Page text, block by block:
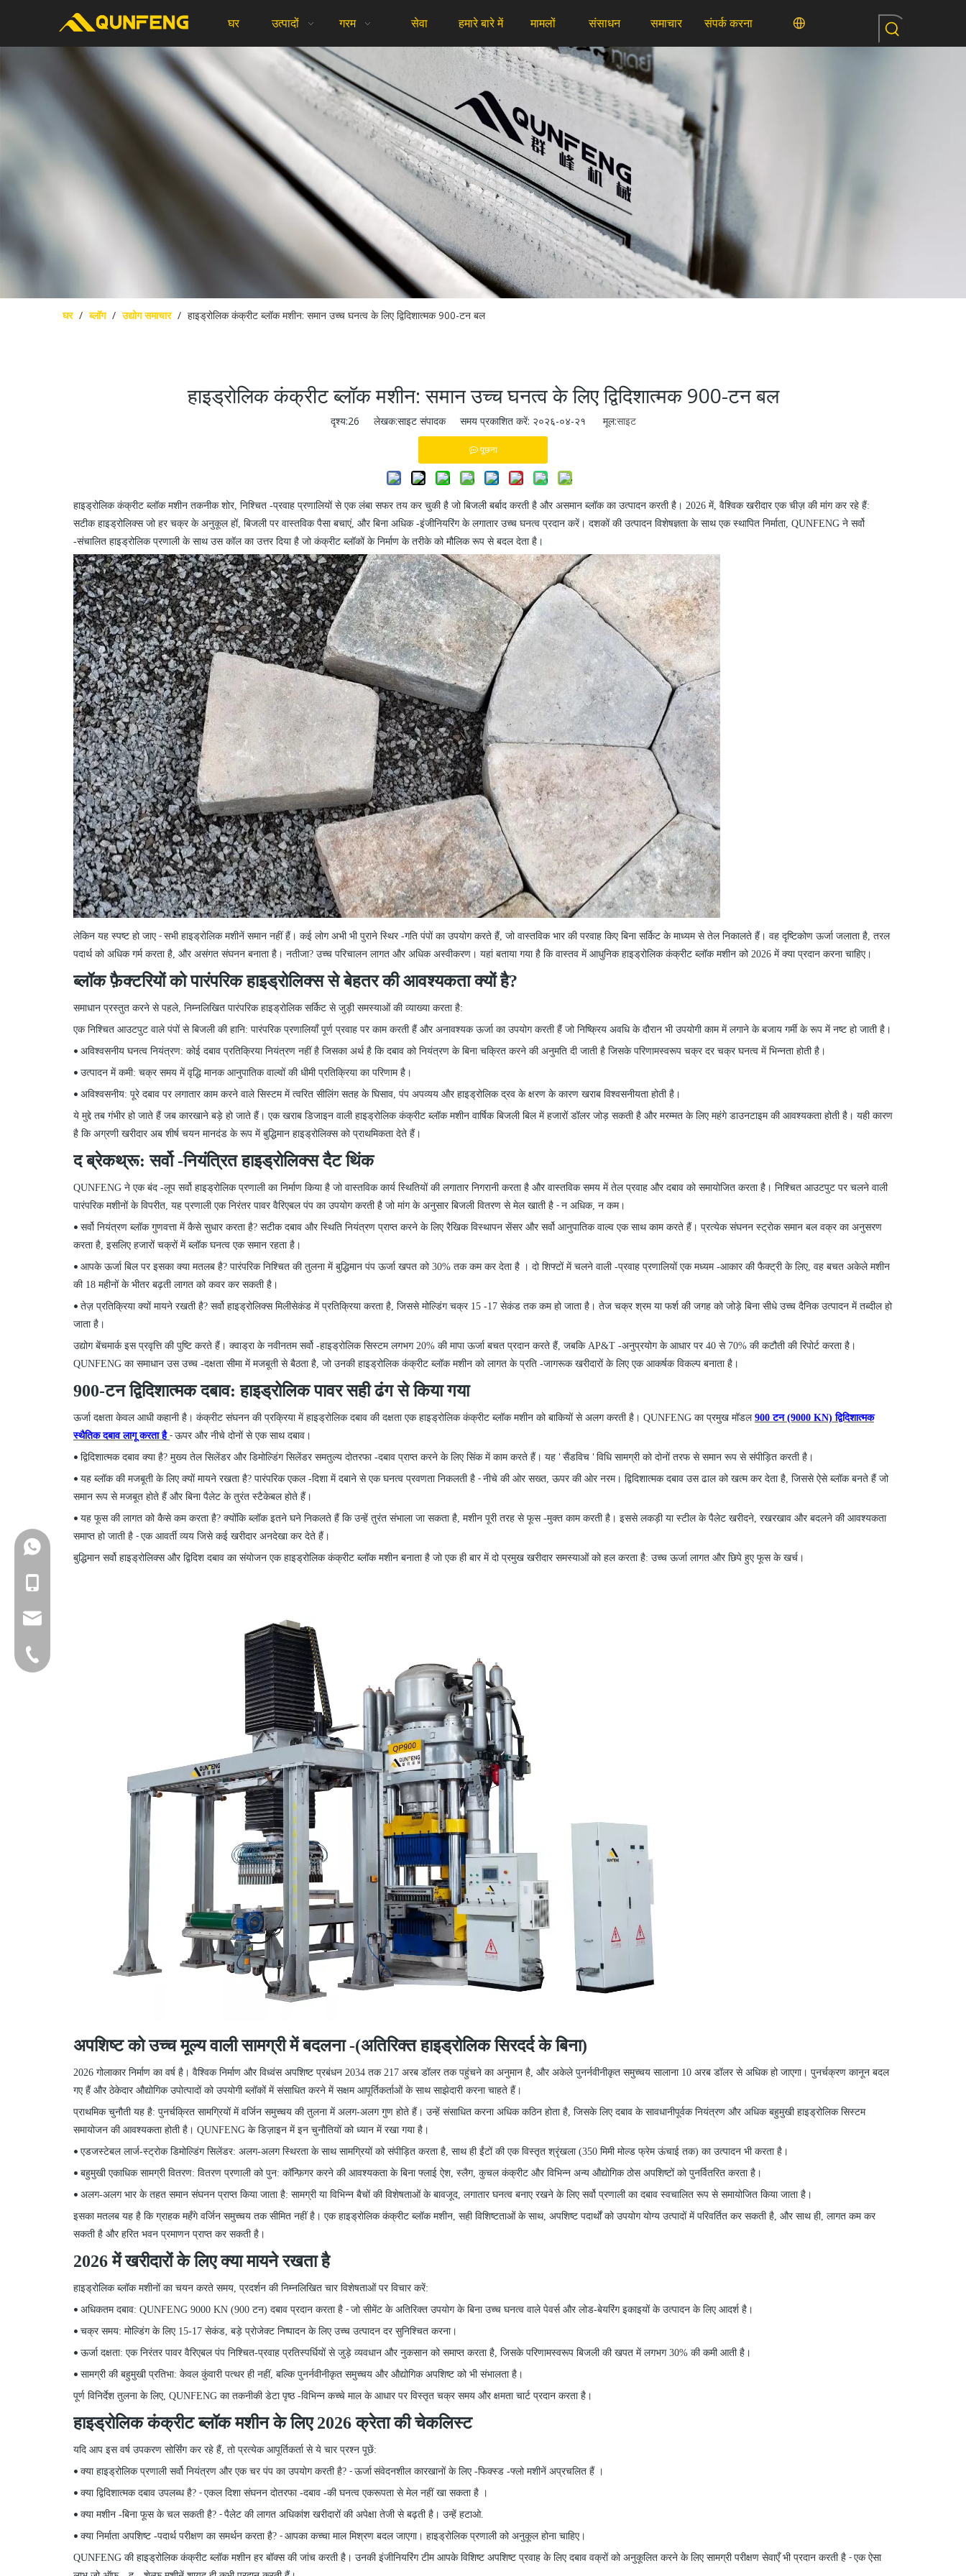
घर उत्पादों गरम सेवा हमारे बारे में मामलों संसाधन समाचार संपर्क करना
घर / ब्लॉग / उद्योग समाचार / हाइड्रोलिक कंक्रीट ब्लॉक मशीन: समान उच्च घनत्व के लिए द्विदिशात्मक 900-टन बल
हाइड्रोलिक कंक्रीट ब्लॉक मशीन: समान उच्च घनत्व के लिए द्विदिशात्मक 900-टन बल
दृश्य:26 लेखक:साइट संपादक समय प्रकाशित करें: २०२६-०४-२१ मूल:साइट
पूछना
हाइड्रोलिक कंक्रीट ब्लॉक मशीन तकनीक शोर, निश्चित -प्रवाह प्रणालियों से एक लंबा सफर तय कर चुकी है जो बिजली बर्बाद करती है और असमान ब्लॉक का उत्पादन करती है। 2026 में, वैश्विक खरीदार एक चीज़ की मांग कर रहे हैं:
सटीक हाइड्रोलिक्स जो हर चक्र के अनुकूल हों, बिजली पर वास्तविक पैसा बचाएं, और बिना अधिक -इंजीनियरिंग के लगातार उच्च घनत्व प्रदान करें। दशकों की उत्पादन विशेषज्ञता के साथ एक स्थापित निर्माता, QUNFENG ने सर्वो
-संचालित हाइड्रोलिक प्रणाली के साथ उस कॉल का उत्तर दिया है जो कंक्रीट ब्लॉकों के निर्माण के तरीके को मौलिक रूप से बदल देता है।
लेकिन यह स्पष्ट हो जाए - सभी हाइड्रोलिक मशीनें समान नहीं हैं। कई लोग अभी भी पुराने स्थिर -गति पंपों का उपयोग करते हैं, जो वास्तविक भार की परवाह किए बिना सर्किट के माध्यम से तेल निकालते हैं। वह दृष्टिकोण ऊर्जा जलाता है, तरल
पदार्थ को अधिक गर्म करता है, और असंगत संघनन बनाता है। नतीजा? उच्च परिचालन लागत और अधिक अस्वीकरण। यहां बताया गया है कि वास्तव में आधुनिक हाइड्रोलिक कंक्रीट ब्लॉक मशीन को 2026 में क्या प्रदान करना चाहिए।
ब्लॉक फ़ैक्टरियों को पारंपरिक हाइड्रोलिक्स से बेहतर की आवश्यकता क्यों है?
समाधान प्रस्तुत करने से पहले, निम्नलिखित पारंपरिक हाइड्रोलिक सर्किट से जुड़ी समस्याओं की व्याख्या करता है:
एक निश्चित आउटपुट वाले पंपों से बिजली की हानि: पारंपरिक प्रणालियाँ पूर्ण प्रवाह पर काम करती हैं और अनावश्यक ऊर्जा का उपयोग करती हैं जो निष्क्रिय अवधि के दौरान भी उपयोगी काम में लगाने के बजाय गर्मी के रूप में नष्ट हो जाती है।
• अविश्वसनीय घनत्व नियंत्रण: कोई दबाव प्रतिक्रिया नियंत्रण नहीं है जिसका अर्थ है कि दबाव को नियंत्रण के बिना चक्रित करने की अनुमति दी जाती है जिसके परिणामस्वरूप चक्र दर चक्र घनत्व में भिन्नता होती है।
• उत्पादन में कमी: चक्र समय में वृद्धि मानक आनुपातिक वाल्वों की धीमी प्रतिक्रिया का परिणाम है।
• अविश्वसनीय: पूरे दबाव पर लगातार काम करने वाले सिस्टम में त्वरित सीलिंग सतह के घिसाव, पंप अपव्यय और हाइड्रोलिक द्रव के क्षरण के कारण खराब विश्वसनीयता होती है।
ये मुद्दे तब गंभीर हो जाते हैं जब कारखाने बड़े हो जाते हैं। एक खराब डिजाइन वाली हाइड्रोलिक कंक्रीट ब्लॉक मशीन वार्षिक बिजली बिल में हजारों डॉलर जोड़ सकती है और मरम्मत के लिए महंगे डाउनटाइम की आवश्यकता होती है। यही कारण
है कि अग्रणी खरीदार अब शीर्ष चयन मानदंड के रूप में बुद्धिमान हाइड्रोलिक्स को प्राथमिकता देते हैं।
द ब्रेकथ्रू: सर्वो-नियंत्रित हाइड्रोलिक्स दैट थिंक
QUNFENG ने एक बंद -लूप सर्वो हाइड्रोलिक प्रणाली का निर्माण किया है जो वास्तविक कार्य स्थितियों की लगातार निगरानी करता है और वास्तविक समय में तेल प्रवाह और दबाव को समायोजित करता है। निश्चित आउटपुट पर चलने वाली
पारंपरिक मशीनों के विपरीत, यह प्रणाली एक निरंतर पावर वैरिएबल पंप का उपयोग करती है जो मांग के अनुसार बिजली वितरण से मेल खाती है - न अधिक, न कम।
• सर्वो नियंत्रण ब्लॉक गुणवत्ता में कैसे सुधार करता है? सटीक दबाव और स्थिति नियंत्रण प्राप्त करने के लिए रैखिक विस्थापन सेंसर और सर्वो आनुपातिक वाल्व एक साथ काम करते हैं। प्रत्येक संघनन स्ट्रोक समान बल वक्र का अनुसरण
करता है, इसलिए हजारों चक्रों में ब्लॉक घनत्व एक समान रहता है।
• आपके ऊर्जा बिल पर इसका क्या मतलब है? पारंपरिक निश्चित की तुलना में बुद्धिमान पंप ऊर्जा खपत को 30% तक कम कर देता है । दो शिफ्टों में चलने वाली -प्रवाह प्रणालियों एक मध्यम -आकार की फैक्ट्री के लिए, वह बचत अकेले मशीन
की 18 महीनों के भीतर बढ़ती लागत को कवर कर सकती है।
• तेज़ प्रतिक्रिया क्यों मायने रखती है? सर्वो हाइड्रोलिक्स मिलीसेकंड में प्रतिक्रिया करता है, जिससे मोल्डिंग चक्र 15 -17 सेकंड तक कम हो जाता है। तेज चक्र श्रम या फर्श की जगह को जोड़े बिना सीधे उच्च दैनिक उत्पादन में तब्दील हो
जाता है।
उद्योग बेंचमार्क इस प्रवृत्ति की पुष्टि करते हैं। क्वाड्रा के नवीनतम सर्वो -हाइड्रोलिक सिस्टम लगभग 20% की मापा ऊर्जा बचत प्रदान करते हैं, जबकि AP&T -अनुप्रयोग के आधार पर 40 से 70% की कटौती की रिपोर्ट करता है।
QUNFENG का समाधान उस उच्च -दक्षता सीमा में मजबूती से बैठता है, जो उनकी हाइड्रोलिक कंक्रीट ब्लॉक मशीन को लागत के प्रति -जागरूक खरीदारों के लिए एक आकर्षक विकल्प बनाता है।
900-टन द्विदिशात्मक दबाव: हाइड्रोलिक पावर सही ढंग से किया गया
ऊर्जा दक्षता केवल आधी कहानी है। कंक्रीट संघनन की प्रक्रिया में हाइड्रोलिक दबाव की दक्षता एक हाइड्रोलिक कंक्रीट ब्लॉक मशीन को बाकियों से अलग करती है। QUNFENG का प्रमुख मॉडल 900 टन (9000 KN) द्विदिशात्मक
स्थैतिक दबाव लागू करता है - ऊपर और नीचे दोनों से एक साथ दबाव।
• द्विदिशात्मक दबाव क्या है? मुख्य तेल सिलेंडर और डिमोल्डिंग सिलेंडर समतुल्य दोतरफा -दबाव प्राप्त करने के लिए सिंक में काम करते हैं। यह ' सैंडविच ' विधि सामग्री को दोनों तरफ से समान रूप से संपीड़ित करती है।
• यह ब्लॉक की मजबूती के लिए क्यों मायने रखता है? पारंपरिक एकल -दिशा में दबाने से एक घनत्व प्रवणता निकलती है - नीचे की ओर सख्त, ऊपर की ओर नरम। द्विदिशात्मक दबाव उस ढाल को खत्म कर देता है, जिससे ऐसे ब्लॉक बनते हैं जो
समान रूप से मजबूत होते हैं और बिना पैलेट के तुरंत स्टैकेबल होते हैं।
• यह फूस की लागत को कैसे कम करता है? क्योंकि ब्लॉक इतने घने निकलते हैं कि उन्हें तुरंत संभाला जा सकता है, मशीन पूरी तरह से फूस -मुक्त काम करती है। इससे लकड़ी या स्टील के पैलेट खरीदने, रखरखाव और बदलने की आवश्यकता
समाप्त हो जाती है - एक आवर्ती व्यय जिसे कई खरीदार अनदेखा कर देते हैं।
बुद्धिमान सर्वो हाइड्रोलिक्स और द्विदिश दबाव का संयोजन एक हाइड्रोलिक कंक्रीट ब्लॉक मशीन बनाता है जो एक ही बार में दो प्रमुख खरीदार समस्याओं को हल करता है: उच्च ऊर्जा लागत और छिपे हुए फूस के खर्च।
अपशिष्ट को उच्च मूल्य वाली सामग्री में बदलना-(अतिरिक्त हाइड्रोलिक सिरदर्द के बिना)
2026 गोलाकार निर्माण का वर्ष है। वैश्विक निर्माण और विध्वंस अपशिष्ट प्रबंधन 2034 तक 217 अरब डॉलर तक पहुंचने का अनुमान है, और अकेले पुनर्नवीनीकृत समुच्चय सालाना 10 अरब डॉलर से अधिक हो जाएगा। पुनर्चक्रण कानून बदल
गए हैं और ठेकेदार औद्योगिक उपोत्पादों को उपयोगी ब्लॉकों में संसाधित करने में सक्षम आपूर्तिकर्ताओं के साथ साझेदारी करना चाहते हैं।
प्राथमिक चुनौती यह है: पुनर्चक्रित सामग्रियों में वर्जिन समुच्चय की तुलना में अलग-अलग गुण होते हैं। उन्हें संसाधित करना अधिक कठिन होता है, जिसके लिए दबाव के सावधानीपूर्वक नियंत्रण और अधिक बहुमुखी हाइड्रोलिक सिस्टम
समायोजन की आवश्यकता होती है। QUNFENG के डिज़ाइन में इन चुनौतियों को ध्यान में रखा गया है।
• एडजस्टेबल लार्ज-स्ट्रोक डिमोल्डिंग सिलेंडर: अलग-अलग स्थिरता के साथ सामग्रियों को संपीड़ित करता है, साथ ही ईंटों की एक विस्तृत श्रृंखला (350 मिमी मोल्ड फ्रेम ऊंचाई तक) का उत्पादन भी करता है।
• बहुमुखी एकाधिक सामग्री वितरण: वितरण प्रणाली को पुन: कॉन्फ़िगर करने की आवश्यकता के बिना फ्लाई ऐश, स्लैग, कुचल कंक्रीट और विभिन्न अन्य औद्योगिक ठोस अपशिष्टों को पुनर्वितरित करता है।
• अलग-अलग भार के तहत समान संघनन प्राप्त किया जाता है: सामग्री या विभिन्न बैचों की विशेषताओं के बावजूद, लगातार घनत्व बनाए रखने के लिए सर्वो प्रणाली का दबाव स्वचालित रूप से समायोजित किया जाता है।
इसका मतलब यह है कि ग्राहक महँगे वर्जिन समुच्चय तक सीमित नहीं है। एक हाइड्रोलिक कंक्रीट ब्लॉक मशीन, सही विशिष्टताओं के साथ, अपशिष्ट पदार्थों को उपयोग योग्य उत्पादों में परिवर्तित कर सकती है, और साथ ही, लागत कम कर
सकती है और हरित भवन प्रमाणन प्राप्त कर सकती है।
2026 में खरीदारों के लिए क्या मायने रखता है
हाइड्रोलिक ब्लॉक मशीनों का चयन करते समय, प्रदर्शन की निम्नलिखित चार विशेषताओं पर विचार करें:
• अधिकतम दबाव: QUNFENG 9000 KN (900 टन) दबाव प्रदान करता है - जो सीमेंट के अतिरिक्त उपयोग के बिना उच्च घनत्व वाले पेवर्स और लोड-बेयरिंग इकाइयों के उत्पादन के लिए आदर्श है।
• चक्र समय: मोल्डिंग के लिए 15-17 सेकंड, बड़े प्रोजेक्ट निष्पादन के लिए उच्च उत्पादन दर सुनिश्चित करना।
• ऊर्जा दक्षता: एक निरंतर पावर वैरिएबल पंप निश्चित-प्रवाह प्रतिस्पर्धियों से जुड़े व्यवधान और नुकसान को समाप्त करता है, जिसके परिणामस्वरूप बिजली की खपत में लगभग 30% की कमी आती है।
• सामग्री की बहुमुखी प्रतिभा: केवल कुंवारी पत्थर ही नहीं, बल्कि पुनर्नवीनीकृत समुच्चय और औद्योगिक अपशिष्ट को भी संभालता है।
पूर्ण विनिर्देश तुलना के लिए, QUNFENG का तकनीकी डेटा पृष्ठ -विभिन्न कच्चे माल के आधार पर विस्तृत चक्र समय और क्षमता चार्ट प्रदान करता है।
हाइड्रोलिक कंक्रीट ब्लॉक मशीन के लिए2026 क्रेताकी चेकलिस्ट
यदि आप इस वर्ष उपकरण सोर्सिंग कर रहे हैं, तो प्रत्येक आपूर्तिकर्ता से ये चार प्रश्न पूछें:
• क्या हाइड्रोलिक प्रणाली सर्वो नियंत्रण और एक चर पंप का उपयोग करती है? - ऊर्जासंवेदनशील कारखानों के लिए -फिक्स्ड -फ्लो मशीनें अप्रचलित हैं ।
• क्या द्विदिशात्मक दबाव उपलब्ध है? - एकल दिशा संघनन दोतरफा -दबाव -की घनत्व एकरूपता से मेल नहीं खा सकता है ।
• क्या मशीन -बिना फूस के चल सकती है? - पैलेट की लागत अधिकांश खरीदारों की अपेक्षा तेजी से बढ़ती है। उन्हें हटाओ.
• क्या निर्माता अपशिष्ट -पदार्थ परीक्षण का समर्थन करता है? - आपका कच्चा माल मिश्रण बदल जाएगा। हाइड्रोलिक प्रणाली को अनुकूल होना चाहिए।
QUNFENG की हाइड्रोलिक कंक्रीट ब्लॉक मशीन हर बॉक्स की जांच करती है। उनकी इंजीनियरिंग टीम आपके विशिष्ट अपशिष्ट प्रवाह के लिए दबाव वक्रों को अनुकूलित करने के लिए सामग्री परीक्षण सेवाएँ भी प्रदान करती है - एक ऐसा